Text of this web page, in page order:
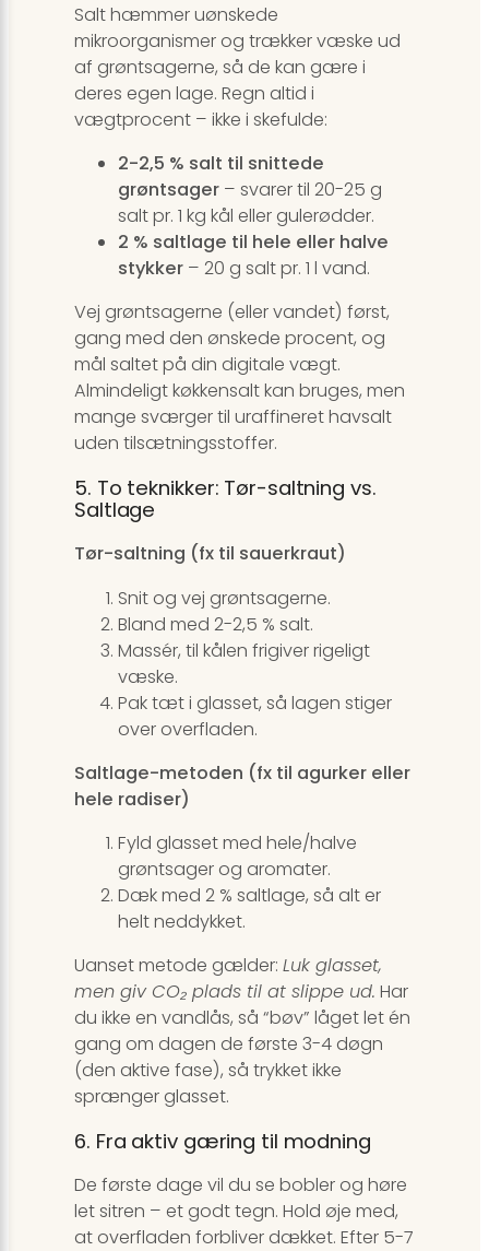
Salt hæmmer uønskede
mikroorganismer og trækker væske ud
af grøntsagerne, så de kan gære i
deres egen lage. Regn altid i
vægtprocent – ikke i skefulde:
2-2,5 % salt til snittede
grøntsager – svarer til 20-25 g
salt pr. 1 kg kål eller gulerødder.
2 % saltlage til hele eller halve
stykker – 20 g salt pr. 1 l vand.
Vej grøntsagerne (eller vandet) først,
gang med den ønskede procent, og
mål saltet på din digitale vægt.
Almindeligt køkkensalt kan bruges, men
mange sværger til uraffineret havsalt
uden tilsætningsstoffer.
5. To teknikker: Tør-saltning vs.
Saltlage
Tør-saltning (fx til sauerkraut)
Snit og vej grøntsagerne.
Bland med 2-2,5 % salt.
Massér, til kålen frigiver rigeligt
væske.
Pak tæt i glasset, så lagen stiger
over overfladen.
Saltlage-metoden (fx til agurker eller
hele radiser)
Fyld glasset med hele/halve
grøntsager og aromater.
Dæk med 2 % saltlage, så alt er
helt neddykket.
Uanset metode gælder: Luk glasset,
men giv CO₂ plads til at slippe ud. Har
du ikke en vandlås, så “bøv” låget let én
gang om dagen de første 3-4 døgn
(den aktive fase), så trykket ikke
sprænger glasset.
6. Fra aktiv gæring til modning
De første dage vil du se bobler og høre
let sitren – et godt tegn. Hold øje med,
at overfladen forbliver dækket. Efter 5-7